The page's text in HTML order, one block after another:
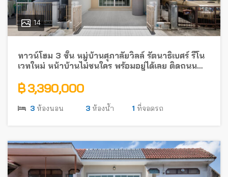
14
ทาวน์โฮม 3 ชั้น หมู่บ้านศุภาลัยวิลล์ รัตนาธิเบศร์ รีโน
เวทใหม่ หน้าบ้านไม่ชนใคร พร้อมอยู่ได้เลย ติดถนน
฿ 3,390,000
3 ห้องนอน 3 ห้องน้ำ 1 ที่จอดรถ